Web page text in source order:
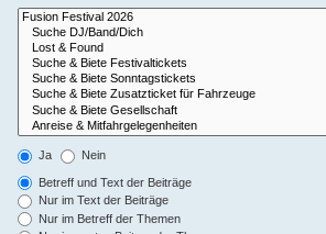
Ja Nein
Betreff und Text der Beiträge
Nur im Text der Beiträge
Nur im Betreff der Themen